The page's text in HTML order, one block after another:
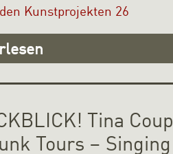
Kunstprojekten 26
Tina
Tours –